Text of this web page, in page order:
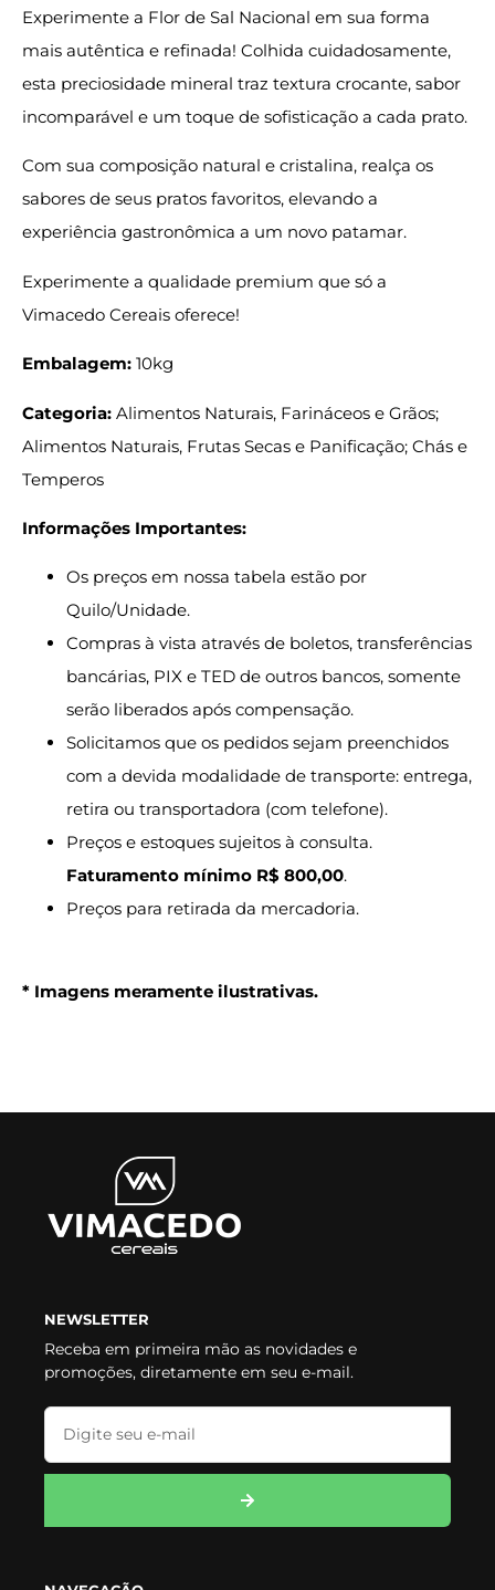
Experimente a Flor de Sal Nacional em sua forma
mais autêntica e refinada! Colhida cuidadosamente,
esta preciosidade mineral traz textura crocante, sabor
incomparável e um toque de sofisticação a cada prato.
Com sua composição natural e cristalina, realça os
sabores de seus pratos favoritos, elevando a
experiência gastronômica a um novo patamar.
Experimente a qualidade premium que só a
Vimacedo Cereais oferece!
Embalagem: 10kg
Categoria: Alimentos Naturais, Farináceos e Grãos;
Alimentos Naturais, Frutas Secas e Panificação; Chás e
Temperos
Informações Importantes:
Os preços em nossa tabela estão por
Quilo/Unidade.
Compras à vista através de boletos, transferências
bancárias, PIX e TED de outros bancos, somente
serão liberados após compensação.
Solicitamos que os pedidos sejam preenchidos
com a devida modalidade de transporte: entrega,
retira ou transportadora (com telefone).
Preços e estoques sujeitos à consulta.
Faturamento mínimo R$ 800,00.
Preços para retirada da mercadoria.
* Imagens meramente ilustrativas.
NEWSLETTER
Receba em primeira mão as novidades e
promoções, diretamente em seu e-mail.